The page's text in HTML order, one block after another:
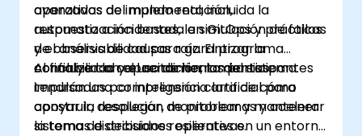
avanzadas de implementación,
automatización basada en GitOps y prácticas
de observabilidad para garantizar la
confiabilidad y el rendimiento del sistema.
operativos del mundo real, incluida la
respuesta a incidentes, la simulación de fallos
y el análisis de causas raíz. El programa
concluye con el uso de herramientas
impulsadas por inteligencia artificial para
apoyar la resolución de problemas y acelerar
la toma de decisiones operativas.
Al finalizar la capacitación, los participantes
tendrán una comprensión clara de cómo
construir, desplegar, monitorear y mantener
sistemas distribuidos resilientes en un entorno